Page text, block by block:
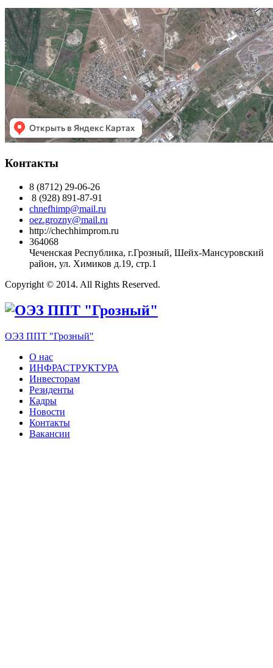
Контакты
8 (8712) 29-06-26
8 (928) 891-87-91
chnefhimp@mail.ru
oez.grozny@mail.ru
http://chechhimprom.ru
364068
Чеченская Республика, г.Грозный, Шейх-Мансуровский
район, ул. Химиков д.19, стр.1
Copyright © 2014. All Rights Reserved.
ОЭЗ ППТ "Грозный"
О нас
ИНФРАСТРУКТУРА
Инвесторам
Резиденты
Кадры
Новости
Контакты
Вакансии